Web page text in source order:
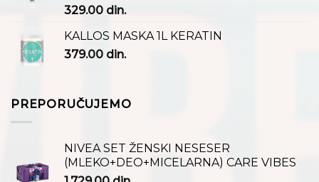
329.00 din.
KALLOS MASKA 1L KERATIN
379.00 din.
PREPORUČUJEMO
NIVEA SET ŽENSKI NESESER
(MLEKO+DEO+MICELARNA) CARE VIBES